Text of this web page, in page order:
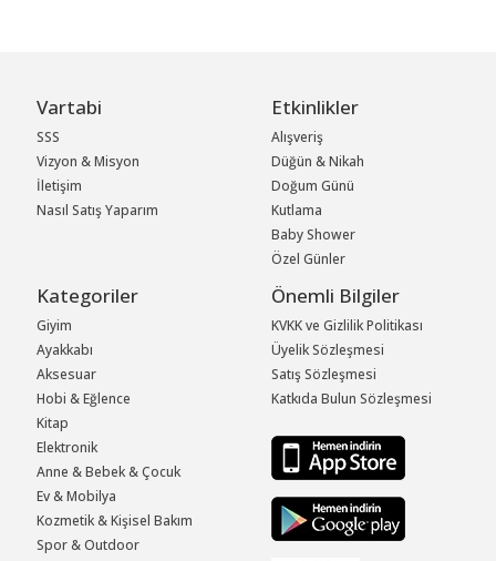
Vartabi
SSS
Vizyon & Misyon
İletişim
Nasıl Satış Yaparım
Etkinlikler
Alışveriş
Düğün & Nikah
Doğum Günü
Kutlama
Baby Shower
Özel Günler
Kategoriler
Giyim
Ayakkabı
Aksesuar
Hobi & Eğlence
Kitap
Elektronik
Anne & Bebek & Çocuk
Ev & Mobilya
Kozmetik & Kişisel Bakım
Spor & Outdoor
Önemli Bilgiler
KVKK ve Gizlilik Politikası
Üyelik Sözleşmesi
Satış Sözleşmesi
Katkıda Bulun Sözleşmesi